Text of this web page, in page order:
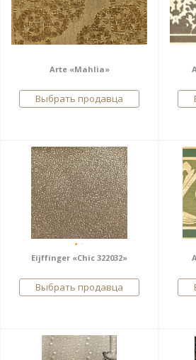
Arte «Mahlia»
Выбрать продавца
Eijffinger «Chic 322032»
Выбрать продавца